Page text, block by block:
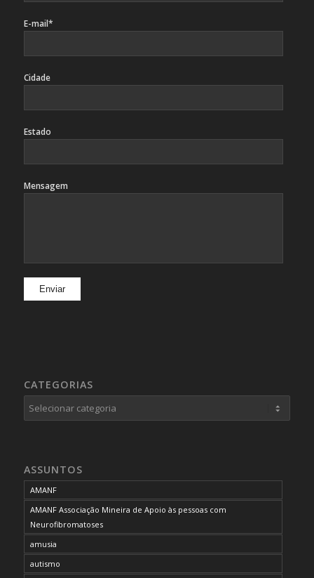
E-mail*
Cidade
Estado
Mensagem
CATEGORIAS
Categorias
ASSUNTOS
AMANF
AMANF Associação Mineira de Apoio às pessoas com
Neurofibromatoses
amusia
autismo